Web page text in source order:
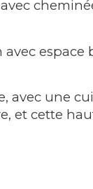
espace
avec une
et cette